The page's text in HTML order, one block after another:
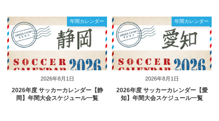
2026年8月1日
年間カレンダー
2026年度 サッカーカレンダー【静
岡】年間大会スケジュール一覧
2026年8月1日
年間カレンダー
2026年度 サッカーカレンダー【愛
知】年間大会スケジュール一覧